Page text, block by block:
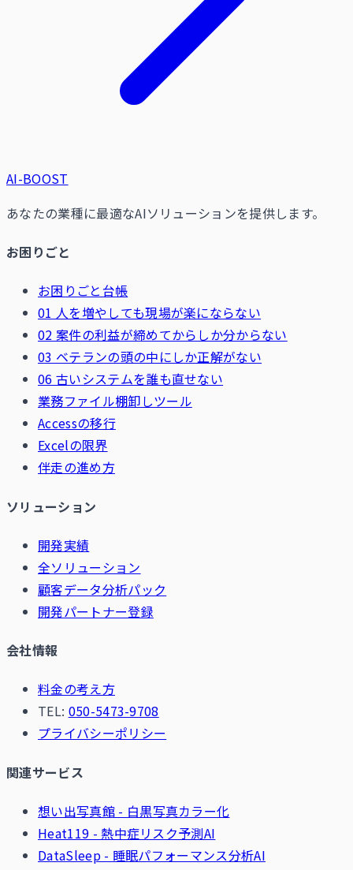
AI-BOOST
あなたの業種に最適なAIソリューションを提供します。
お困りごと
お困りごと台帳
01 人を増やしても現場が楽にならない
02 案件の利益が締めてからしか分からない
03 ベテランの頭の中にしか正解がない
06 古いシステムを誰も直せない
業務ファイル棚卸しツール
Accessの移行
Excelの限界
伴走の進め方
ソリューション
開発実績
全ソリューション
顧客データ分析パック
開発パートナー登録
会社情報
料金の考え方
TEL: 050-5473-9708
プライバシーポリシー
関連サービス
想い出写真館 - 白黒写真カラー化
Heat119 - 熱中症リスク予測AI
DataSleep - 睡眠パフォーマンス分析AI